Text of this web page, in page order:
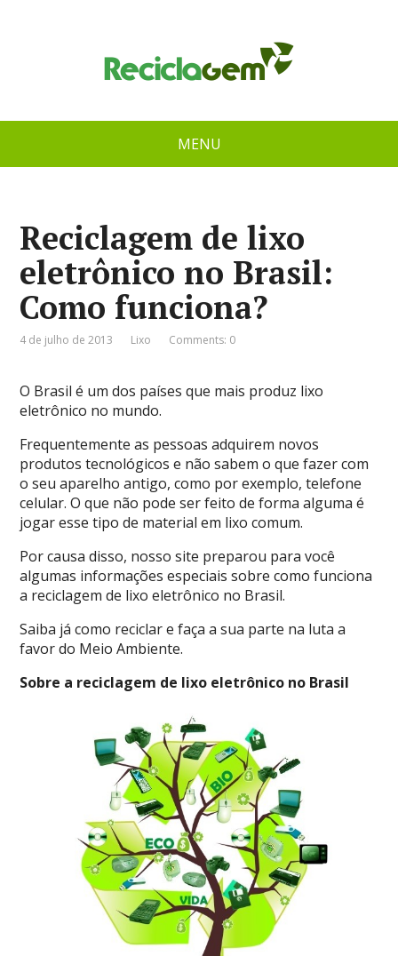
MENU
Reciclagem de lixo
eletrônico no Brasil:
Como funciona?
4 de julho de 2013 Lixo Comments: 0
O Brasil é um dos países que mais produz lixo
eletrônico no mundo.
Frequentemente as pessoas adquirem novos
produtos tecnológicos e não sabem o que fazer com
o seu aparelho antigo, como por exemplo, telefone
celular. O que não pode ser feito de forma alguma é
jogar esse tipo de material em lixo comum.
Por causa disso, nosso site preparou para você
algumas informações especiais sobre como funciona
a reciclagem de lixo eletrônico no Brasil.
Saiba já como reciclar e faça a sua parte na luta a
favor do Meio Ambiente.
Sobre a reciclagem de lixo eletrônico no Brasil